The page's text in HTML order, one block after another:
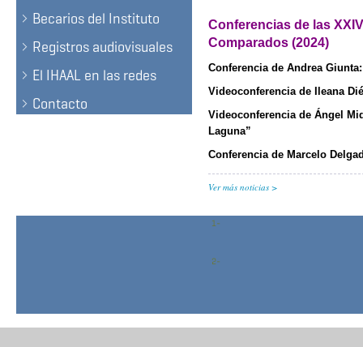
Becarios del Instituto
Registros audiovisuales
El IHAAL en las redes
Contacto
Conferencias de las
Comparados (2024)
Conferencia de Andrea Giunta:
Videoconferencia de Ileana
Videoconferencia de Ángel
Laguna”
Conferencia de Marcelo
Ver más noticias